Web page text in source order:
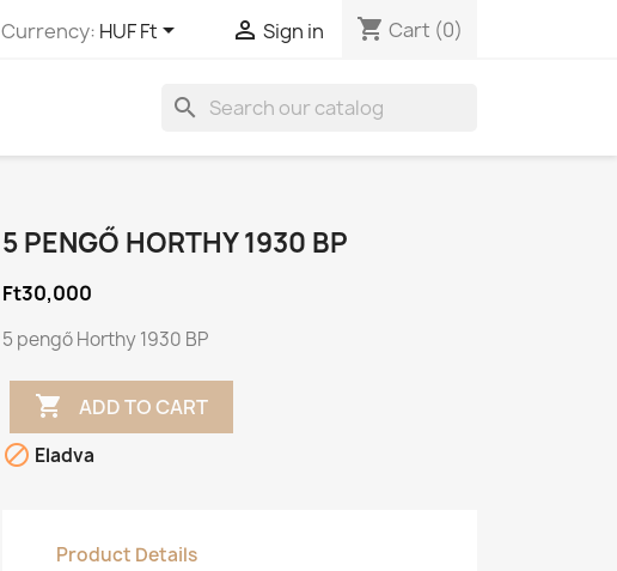
Currency: HUF Ft  Sign in shopping_cart Cart (0)
search
5 PENGŐ HORTHY 1930 BP
Ft30,000
5 pengő Horthy 1930 BP
 ADD TO CART
 Eladva
Product Details